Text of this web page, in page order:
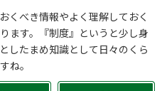
くべき情報やよく理解しておく
ます。『制度』というと少し身
したまめ知識として日々のくら
ね。